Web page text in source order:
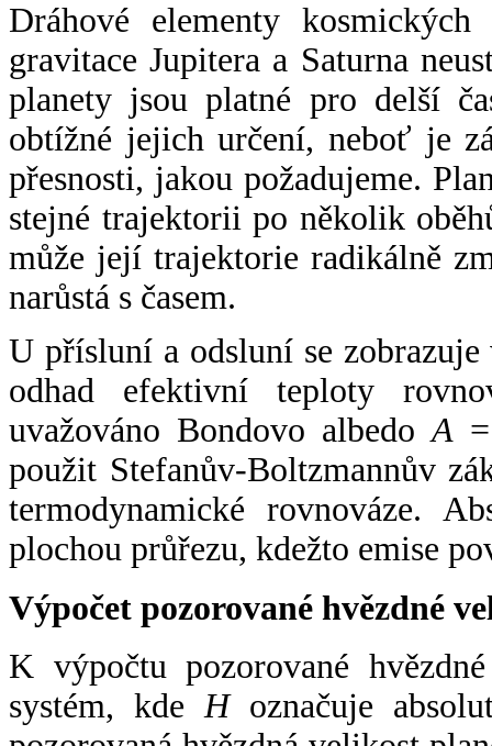
Dráhové elementy
gravitace Jupitera a Saturna
planety jsou platné pro delší
obtížné jejich určení, neboť je
přesnosti, jakou požadujeme.
stejné trajektorii po několik
může její trajektorie radikálně
narůstá s časem.
U přísluní a odsluní se
odhad efektivní teploty
uvažováno Bondovo albedoA
použit Stefanův-Boltzmannův
termodynamické rovnováze.
plochou průřezu, kdežto emise
Výpočet pozorované hvězdné
K výpočtu pozorované
systém, kde Hoznačuje